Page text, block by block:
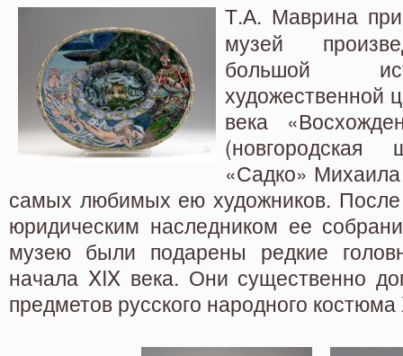
Т.А. Маврина
музей
большой
художественной
века
«Садко»
самых любимых ею художников.
юридическим наследником ее
музею были подарены редкие
начала XIX века. Они существенно
предметов русского народного костюма